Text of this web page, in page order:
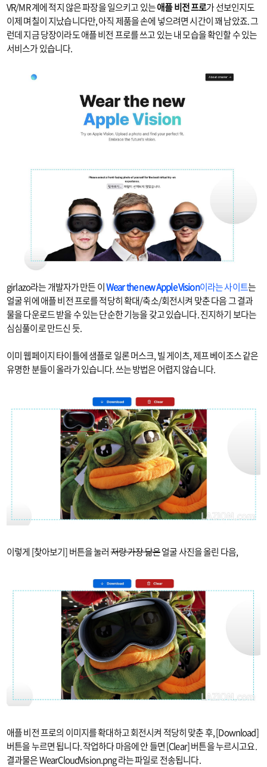
VR/MR 계에 적지 않은 파장을 일으키고 있는애플 비전 프로가 선보인지도
이제 며칠이 지났습니다만, 아직 제품을 손에 넣으려면 시간이 꽤 남았죠. 그
런데 지금 당장이라도 애플 비전 프로를 쓰고 있는 내 모습을 확인할 수 있는
서비스가 있습니다.
girlazo라는 개발자가 만든 이Wear the new Apple Vision이라는 사이트는
얼굴 위에 애플 비전 프로를 적당히 확대/축소/회전시켜 맞춘 다음 그 결과
물을 다운로드 받을 수 있는 단순한 기능을 갖고 있습니다. 진지하기 보다는
심심풀이로 만드신 듯.
이미 웹페이지 타이틀에 샘플로 일론 머스크, 빌 게이츠, 제프 베이조스 같은
유명한 분들이 올라가 있습니다. 쓰는 방법은 어렵지 않습니다.
이렇게 [찾아보기] 버튼을 눌러저랑 가장 닮은얼굴 사진을 올린 다음,
애플 비전 프로의 이미지를 확대하고 회전시켜 적당히 맞춘 후, [Download]
버튼을 누르면 됩니다. 작업하다 마음에 안 들면 [Clear] 버튼을 누르시고요.
결과물은 WearCloudVision.png 라는 파일로 전송됩니다.